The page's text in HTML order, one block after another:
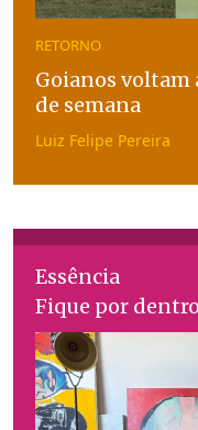
RETORNO
Goianos voltam
de semana
Luiz Felipe Pereira
Essência
Fique por dentro